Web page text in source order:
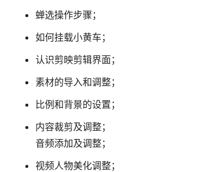
蝉选操作步骤；
如何挂载小黄车；
认识剪映剪辑界面；
素材的导入和调整；
比例和背景的设置；
内容裁剪及调整；
音频添加及调整；
视频人物美化调整；